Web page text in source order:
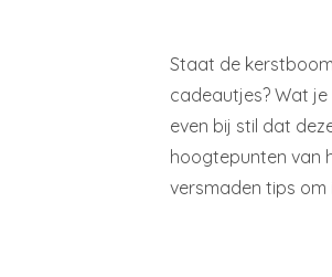
Staat de
cadeautjes? Wat
even bij stil dat
hoogtepunten van
versmaden tips